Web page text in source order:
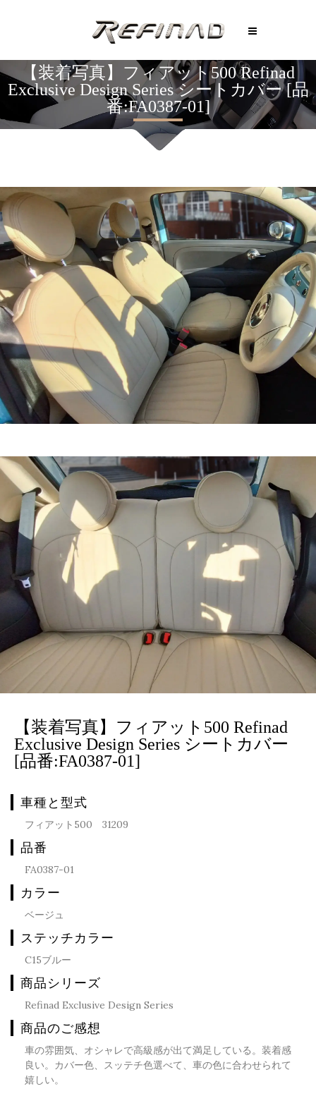
【装着写真】フィアット500 Refinad
Exclusive Design Series シートカバー [品
番:FA0387-01]
【装着写真】フィアット500 Refinad
Exclusive Design Series シートカバー
[品番:FA0387-01]
車種と型式
フィアット500 31209
品番
FA0387-01
カラー
ベージュ
ステッチカラー
C15ブルー
商品シリーズ
Refinad Exclusive Design Series
商品のご感想
車の雰囲気、オシャレで高級感が出て満足している。装着感
良い。カバー色、スッテチ色選べて、車の色に合わせられて
嬉しい。